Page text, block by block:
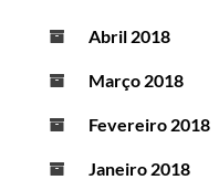
Abril 2018
Março 2018
Fevereiro 2018
Janeiro 2018